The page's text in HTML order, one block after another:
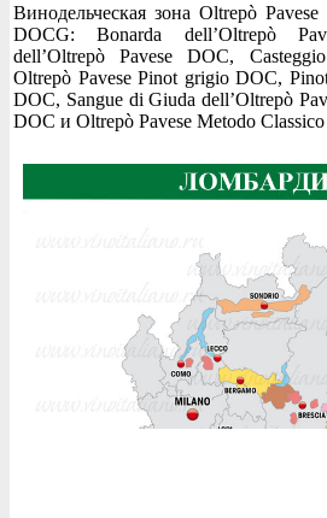
Винодельческая зона Oltrepò
DOCG: Bonarda dell’Oltrepò
dell’Oltrepò Pavese DOC,
Oltrepò Pavese Pinot grigio DOC,
DOC, Sangue di Giuda dell’Oltrepò
DOC и Oltrepò Pavese Metodo